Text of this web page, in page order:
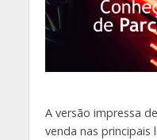
A versão impressa
venda nas principais